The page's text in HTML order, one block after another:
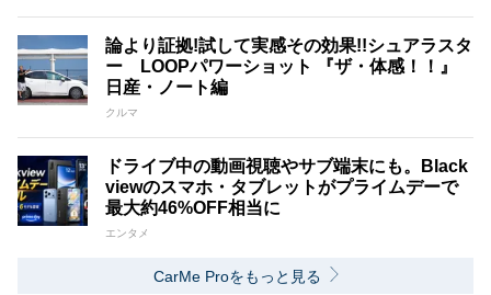
論より証拠!試して実感その効果!!シュアラスタ
ー LOOPパワーショット 『ザ・体感！！』
日産・ノート編
クルマ
ドライブ中の動画視聴やサブ端末にも。Black
viewのスマホ・タブレットがプライムデーで
最大約46%OFF相当に
エンタメ
CarMe Proをもっと見る